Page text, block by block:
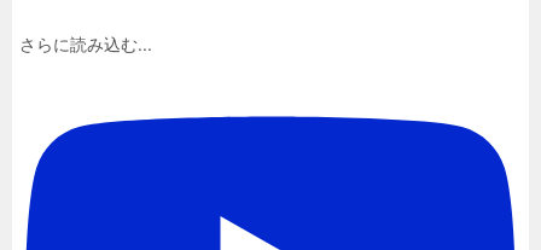
さらに読み込む...